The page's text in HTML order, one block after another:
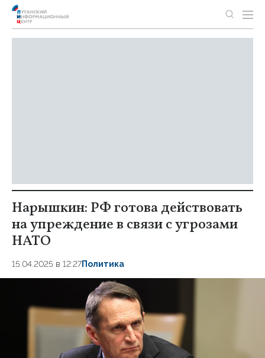
Нарышкин: РФ готова действовать
на упреждение в связи с угрозами
НАТО
15.04.2025 в 12:27Политика